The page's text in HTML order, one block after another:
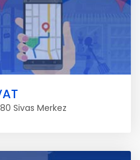
Sivas Merkez